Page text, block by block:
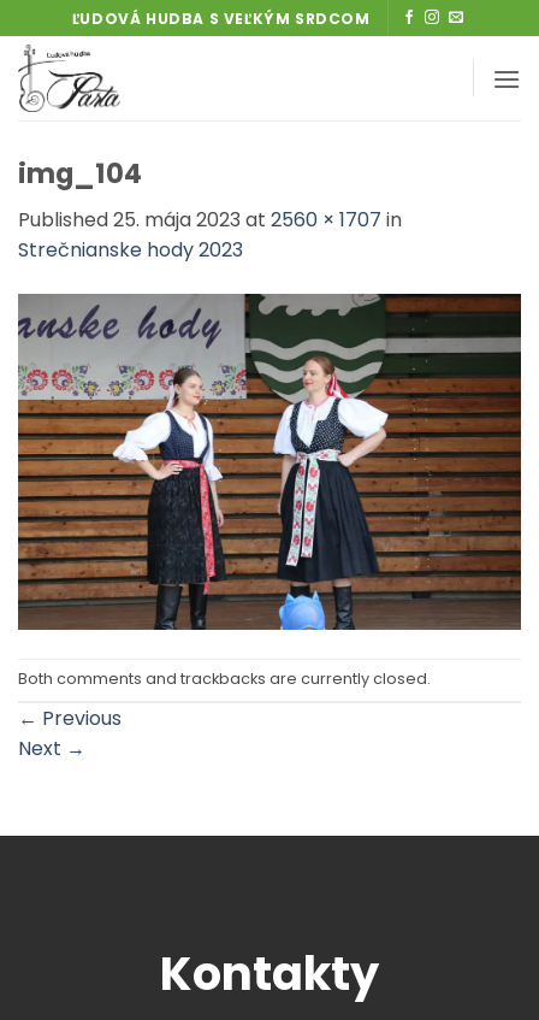
to
content
ĽUDOVÁ HUDBA S VEĽKÝM SRDCOM
img_104
Published25. mája 2023 at 2560 × 1707 in
Strečnianske hody 2023
Both comments and trackbacks are currently closed.
← Previous
Next →
Kontakty